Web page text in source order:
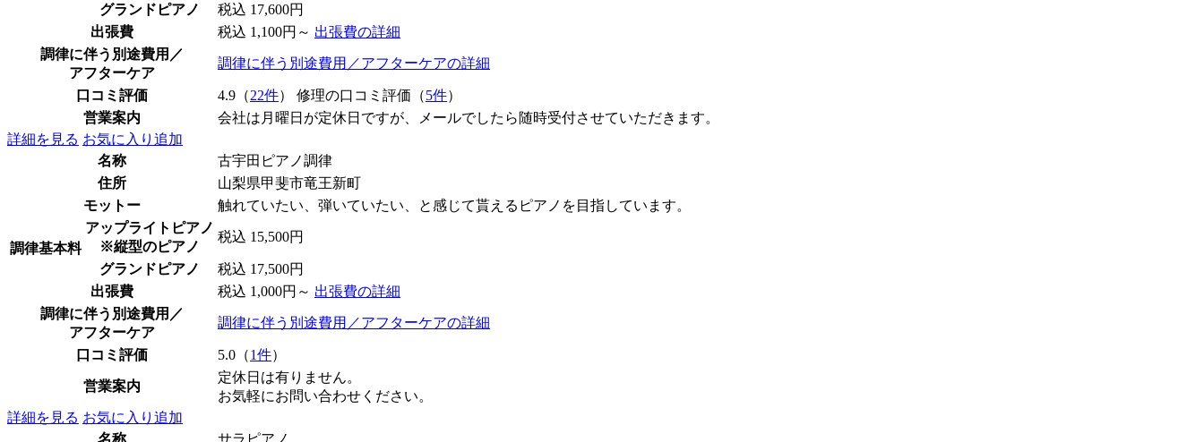
グランドピアノ
税込 17,600円
出張費
税込 1,100円～ 出張費の詳細
調律に伴う別途費用／
アフターケア
調律に伴う別途費用／アフターケアの詳細
口コミ評価 4.9（22件） 修理の口コミ評価（5件）
営業案内
会社は月曜日が定休日ですが、メールでしたら随時受付させていただきます。
詳細を見る お気に入り追加
名称
古宇田ピアノ調律
住所
山梨県甲斐市竜王新町
モットー
触れていたい、弾いていたい、と感じて貰えるピアノを目指しています。
調律基本料
アップライトピアノ
※縦型のピアノ
税込 15,500円
グランドピアノ
税込 17,500円
出張費
税込 1,000円～ 出張費の詳細
調律に伴う別途費用／
アフターケア
調律に伴う別途費用／アフターケアの詳細
口コミ評価 5.0（1件）
営業案内
定休日は有りません。
お気軽にお問い合わせください。
詳細を見る お気に入り追加
名称
サラピアノ